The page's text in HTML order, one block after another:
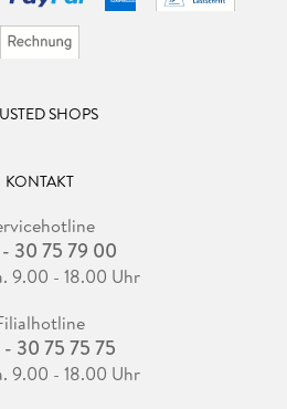
SHOPS
KONTAKT
30 75 79 00
9.00 - 18.00 Uhr
30 75 75 75
9.00 - 18.00 Uhr